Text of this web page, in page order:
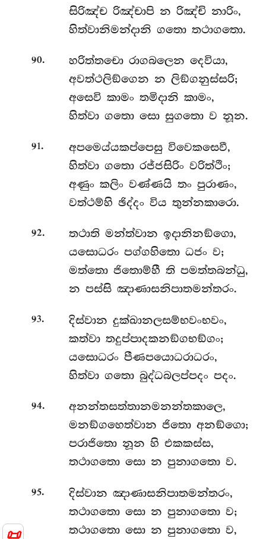
📜
සිරිඤ්ච රිඤ්චාපි න රිඤ්චි නාරිං,
හිත්වානිමන්දානි ගතො තථාගතො.
90.
හරිත්තචො රාගබලෙන දෙවියා,
අවත්ථලිඞ්ගෙන න ලිඞ්ගනුස්සරි;
අසෙවි කාමං තමිදානි කාමං,
හිත්වා ගතො සො සුගතො ව නූන.
91.
අපමෙය්යකප්පෙසු විවෙකසෙවී,
හිත්වා ගතො රජ්ජසිරිං වරිත්ථිං;
අණුං කලිං වණ්ණයි තං පුරාණං,
වත්ථම්හි ඡිද්දං විය තුන්නකාරො.
92.
තථාති මන්ත්වාන ඉදානිනඞ්ගො,
යසොධරං පග්ගහිතො ධජං ව;
මත්තො ජිතොම්හී ති පමත්තබන්ධු,
න පස්සි ඤාණාසනිපාතමන්තරං.
93.
දිස්වාන දුක්ඛානලසම්භවංභවං,
කත්වා තදුප්පාදකනඞ්ගභඞ්ගං;
යසොධරං පීණපයොධරාධරං,
හිත්වා ගතො බුද්ධබලප්පදං පදං.
94.
අනන්තසත්තානමනන්තකාලෙ,
මනඞ්ගහෙත්වාන ජිතො අනඞ්ගො;
පරාජිතො නූන හි එකකස්ස,
තථාගතො සො න පුනාගතො ව.
95.
දිස්වාන ඤාණාසනිපාතමන්තරං,
තථාගතො සො න පුනාගතො ව;
තථාගතො සො න පුනාගතො ව,